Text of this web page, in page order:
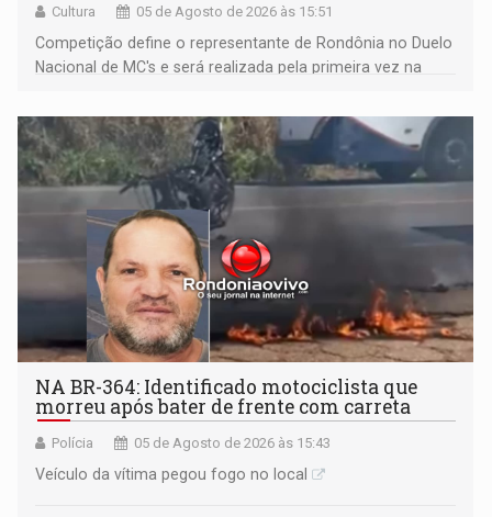
Cultura 05 de Agosto de 2026 às 15:51
Competição define o representante de Rondônia no Duelo
Nacional de MC's e será realizada pela primeira vez na
NA BR-364: Identificado motociclista que
morreu após bater de frente com carreta
Polícia 05 de Agosto de 2026 às 15:43
Veículo da vítima pegou fogo no local